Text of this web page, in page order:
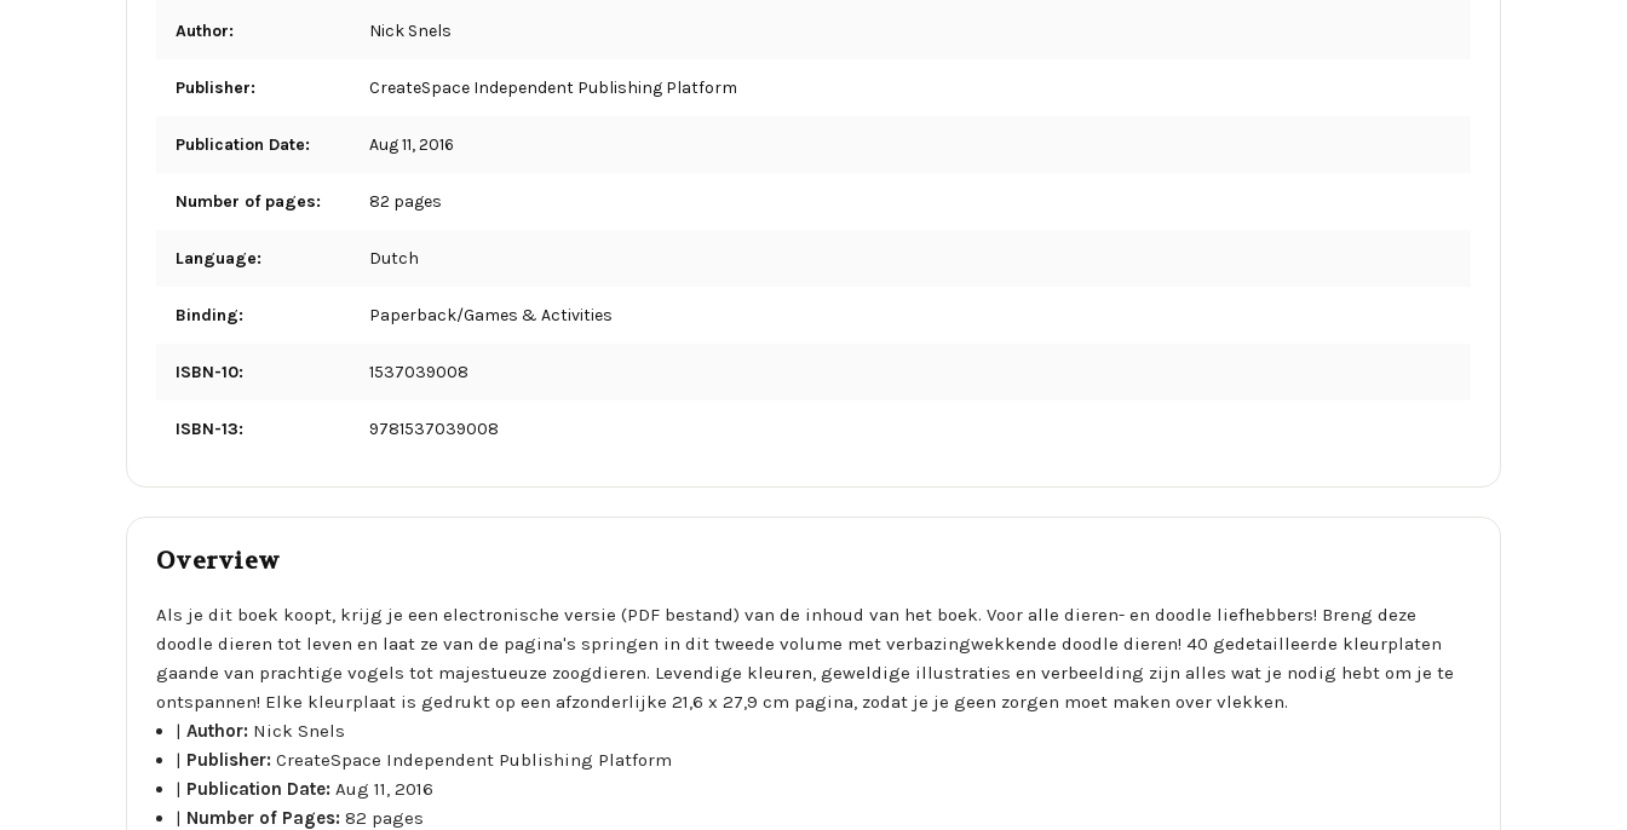
Author: Nick Snels
Publisher: CreateSpace Independent Publishing Platform
Publication Date: Aug 11, 2016
Number of pages: 82 pages
Language: Dutch
Binding: Paperback/Games & Activities
ISBN-10: 1537039008
ISBN-13: 9781537039008
Overview
Als je dit boek koopt, krijg je een electronische versie (PDF bestand) van de inhoud van het boek. Voor alle dieren- en doodle liefhebbers! Breng deze
doodle dieren tot leven en laat ze van de pagina's springen in dit tweede volume met verbazingwekkende doodle dieren! 40 gedetailleerde kleurplaten
gaande van prachtige vogels tot majestueuze zoogdieren. Levendige kleuren, geweldige illustraties en verbeelding zijn alles wat je nodig hebt om je te
ontspannen! Elke kleurplaat is gedrukt op een afzonderlijke 21,6 x 27,9 cm pagina, zodat je je geen zorgen moet maken over vlekken.
|Author: Nick Snels
| Publisher:CreateSpace Independent Publishing Platform
| Publication Date:Aug 11, 2016
| Number of Pages:82 pages